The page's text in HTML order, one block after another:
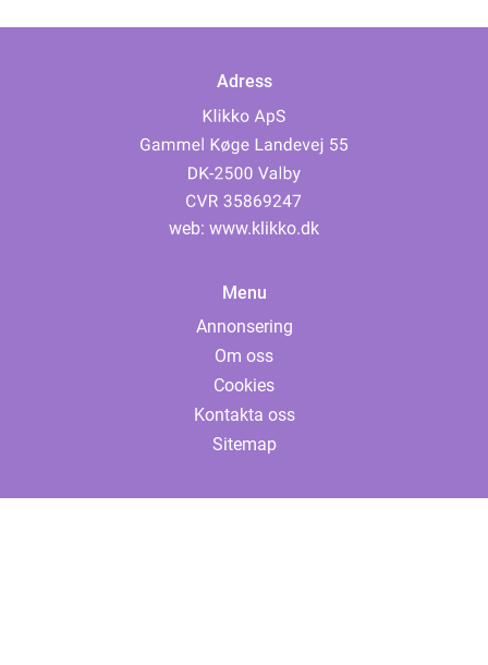
Adress
web: www.klikko.dk
Menu
Annonsering
Om oss
Cookies
Kontakta oss
Sitemap